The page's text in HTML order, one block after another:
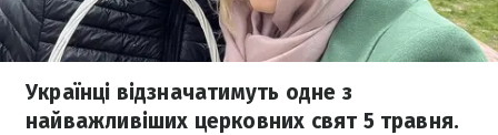
Українці відзначатимуть одне з
найважливіших церковних свят 5 травня.